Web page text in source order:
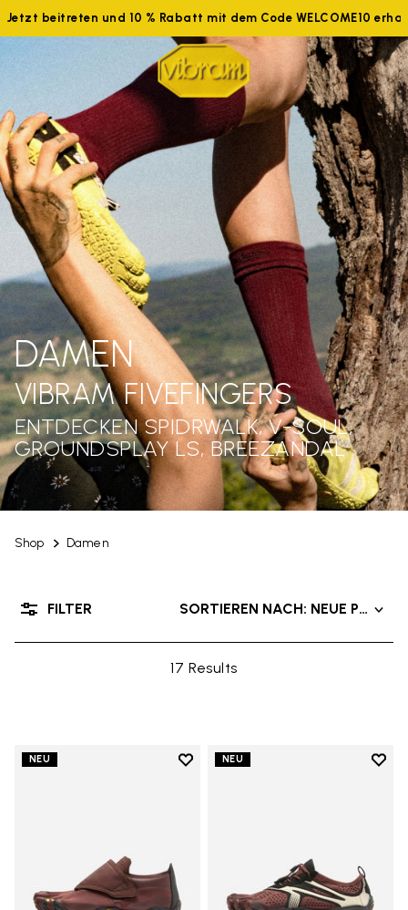
Jetzt beitreten und 10 % Rabatt mit dem Code WELCOME10
Shop Damen
DAMEN
VIBRAM FIVEFINGERS
ENTDECKEN SPIDRWALK, V-SOUL,
GROUNDSPLAY LS, BREEZANDAL
17 Results
SORTIEREN NACH: NEUE
FILTER
NEU
Add to wishlist
NEU
Add